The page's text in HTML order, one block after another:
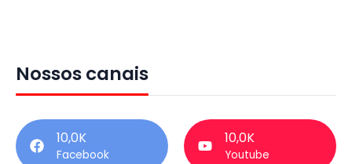
Nossos canais
10,0K
Facebook
10,0K
Youtube